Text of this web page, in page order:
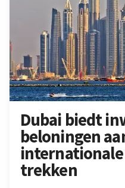
Dubai biedt
beloningen
trekken